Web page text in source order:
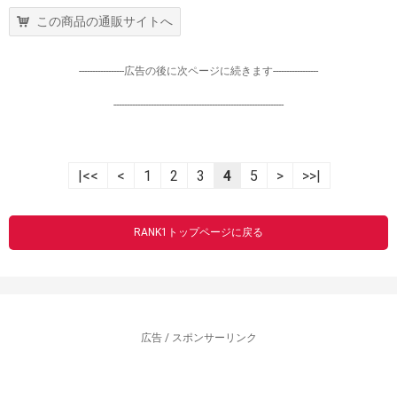
この商品の通販サイトへ
-----------------広告の後に次ページに続きます-----------------
----------------------------------------------------------------
|<< < 1 2 3 4 5 > >>|
RANK1トップページに戻る
広告 / スポンサーリンク